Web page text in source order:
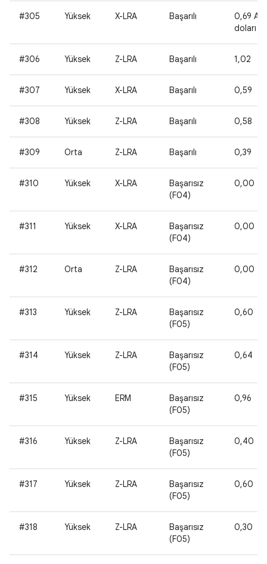
#305 Yüksek X-LRA Başarılı
0,69
doları
#306 Yüksek Z-LRA Başarılı 1,02
#307 Yüksek X-LRA Başarılı 0,59
#308 Yüksek Z-LRA Başarılı 0,58
#309 Orta Z-LRA Başarılı 0,39
#310 Yüksek X-LRA
Başarısız
(F04)
0,00
#311 Yüksek X-LRA
Başarısız
(F04)
0,00
#312 Orta Z-LRA
Başarısız
(F04)
0,00
#313 Yüksek Z-LRA
Başarısız
(F05)
0,60
#314 Yüksek Z-LRA
Başarısız
(F05)
0,64
#315 Yüksek ERM
Başarısız
(F05)
0,96
#316 Yüksek Z-LRA
Başarısız
(F05)
0,40
#317 Yüksek Z-LRA
Başarısız
(F05)
0,60
#318 Yüksek Z-LRA
Başarısız
(F05)
0,30